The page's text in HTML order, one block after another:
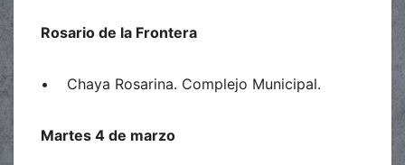
Rosario de la Frontera
• Chaya Rosarina. Complejo Municipal.
Martes 4 de marzo